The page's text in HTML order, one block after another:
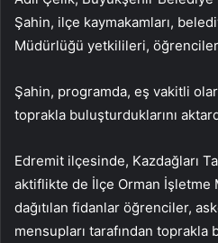
Şahin, ilçe kaymakamları,
Müdürlüğü yetkilileri, öğrenciler
Şahin, programda, eş vakitli
toprakla buluşturduklarını
Edremit ilçesinde, Kazdağları
aktiflikte de İlçe Orman İşletme
dağıtılan fidanlar öğrenciler,
mensupları tarafından